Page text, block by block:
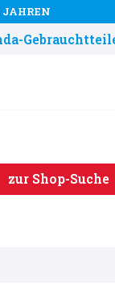
JAHREN
zur Shop-Suche